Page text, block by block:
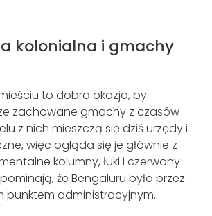
kolonialna i gmachy
to dobra okazja, by
zachowane gmachy z czasów
z nich mieszczą się dziś urzędy i
więc ogląda się je głównie z
kolumny, łuki i czerwony
że Bengaluru było przez
punktem administracyjnym.